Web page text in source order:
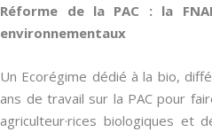
Réforme de la PAC : la
environnementaux
Un Ecorégime dédié à la bio,
ans de travail sur la PAC pour
agriculteur·rices biologiques et